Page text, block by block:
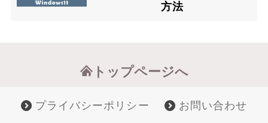
方法
トップページへ
プライバシーポリシー お問い合わせ